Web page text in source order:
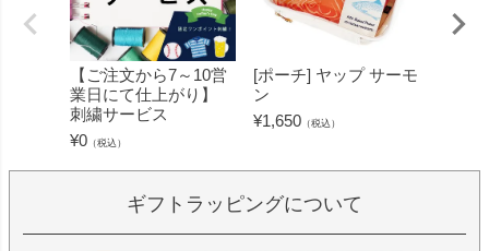
【ご注文から7～10営
業日にて仕上がり】
刺繍サービス
¥0 （税込）
[ポーチ] ヤップ サーモ
ン
¥1,650 （税込）
ギフトラッピングについて